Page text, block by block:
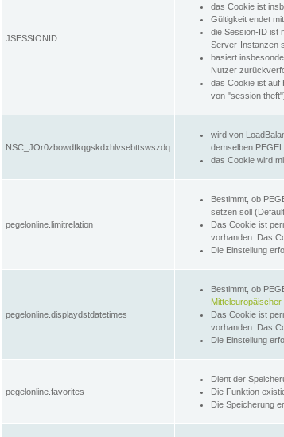
JSESSIONID
das Cookie ist
Gültigkeit endet
die Session-ID ist
Server-Instanzen
basiert
Nutzer
das Cookie ist auf
von "session
NSC_JOr0zbowdfkqgskdxhlvsebttswszdq
wird von
demselben
das Cookie wird
pegelonline.limitrelation
Bestimmt, ob
setzen soll
Das Cookie ist
vorhanden. Das
Die Einstellung
pegelonline.displaydstdatetimes
Bestimmt, ob
Das Cookie ist
vorhanden. Das
Die Einstellung
pegelonline.favorites
Dient der
Die Funktion
Die Speicherung